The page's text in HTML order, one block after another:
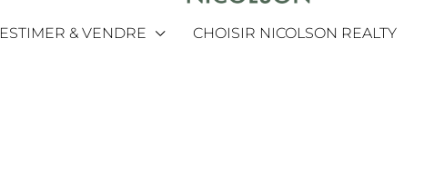
ESTIMER & VENDRE CHOISIR NICOLSON REALTY